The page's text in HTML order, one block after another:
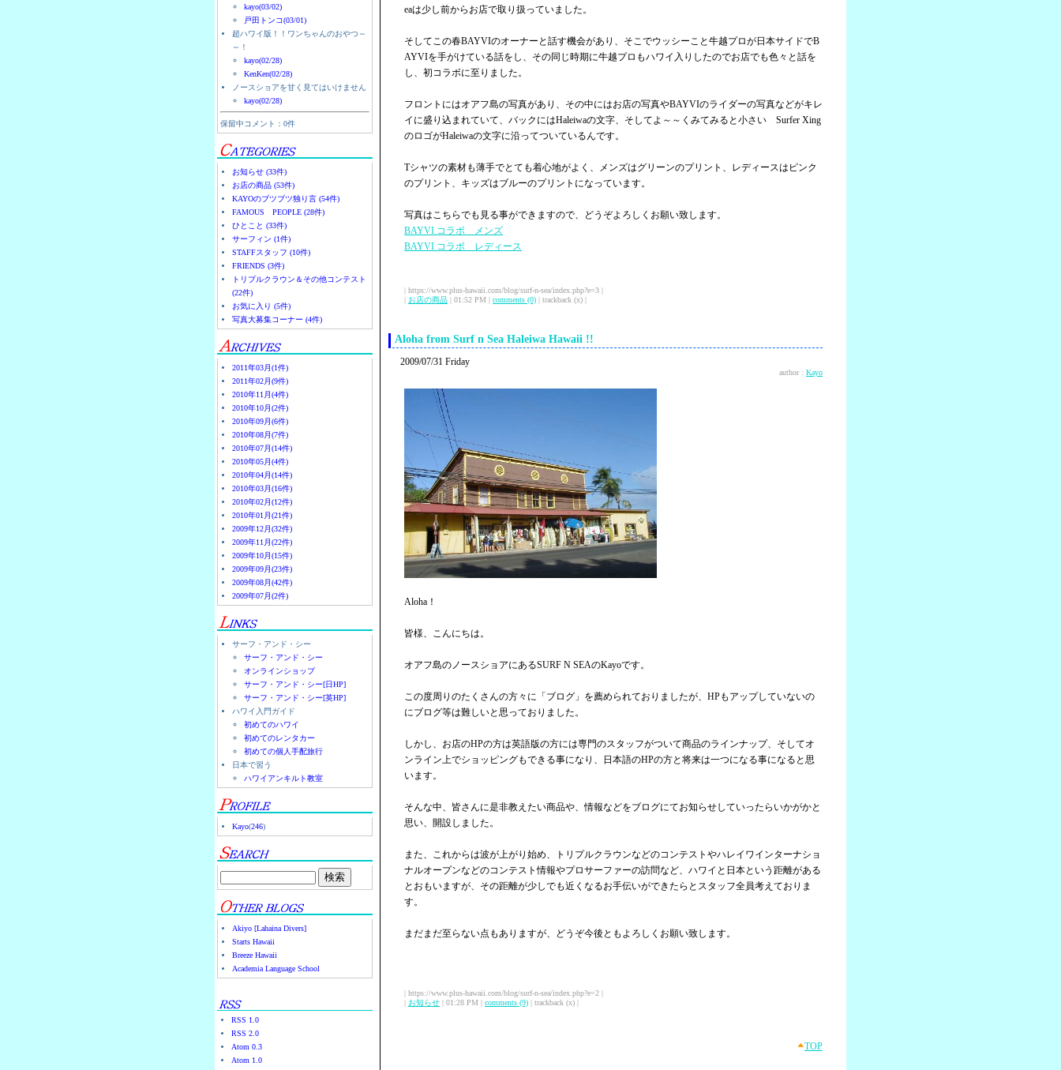
kayo(03/02)
戸田トンコ(03/01)
超ハワイ版！！ワンちゃんのおやつ～
～！
kayo(02/28)
KenKen(02/28)
ノースショアを甘く見てはいけません
kayo(02/28)
保留中コメント：0件
お知らせ (33件)
お店の商品 (53件)
KAYOのブツブツ独り言 (54件)
FAMOUS PEOPLE (28件)
ひとこと (33件)
サーフィン (1件)
STAFFスタッフ (10件)
FRIENDS (3件)
トリプルクラウン＆その他コンテスト
(22件)
お気に入り (5件)
写真大募集コーナー (4件)
2011年03月(1件)
2011年02月(9件)
2010年11月(4件)
2010年10月(2件)
2010年09月(6件)
2010年08月(7件)
2010年07月(14件)
2010年05月(4件)
2010年04月(14件)
2010年03月(16件)
2010年02月(12件)
2010年01月(21件)
2009年12月(32件)
2009年11月(22件)
2009年10月(15件)
2009年09月(23件)
2009年08月(42件)
2009年07月(2件)
サーフ・アンド・シー
サーフ・アンド・シー
オンラインショップ
サーフ・アンド・シー[日HP]
サーフ・アンド・シー[英HP]
ハワイ入門ガイド
初めてのハワイ
初めてのレンタカー
初めての個人手配旅行
日本で習う
ハワイアンキルト教室
Kayo(246)
Akiyo [Lahaina Divers]
Starts Hawaii
Breeze Hawaii
Academia Language School
RSS 1.0
RSS 2.0
Atom 0.3
Atom 1.0
eaは少し前からお店で取り扱っていました。
そしてこの春BAYVIのオーナーと話す機会があり、そこでウッシーこと牛越プロが日本サイドでB
AYVIを手がけている話をし、その同じ時期に牛越プロもハワイ入りしたのでお店でも色々と話を
し、初コラボに至りました。
フロントにはオアフ島の写真があり、その中にはお店の写真やBAYVIのライダーの写真などがキレ
イに盛り込まれていて、バックにはHaleiwaの文字、そしてよ～～くみてみると小さい Surfer Xing
のロゴがHaleiwaの文字に沿ってついているんです。
Tシャツの素材も薄手でとても着心地がよく、メンズはグリーンのプリント、レディースはピンク
のプリント、キッズはブルーのプリントになっています。
写真はこちらでも見る事ができますので、どうぞよろしくお願い致します。
BAYVI コラボ メンズ
BAYVI コラボ レディース
| https://www.plus-hawaii.com/blog/surf-n-sea/index.php?e=3 |
| お店の商品 | 01:52 PM | comments (0) | trackback (x) |
Aloha from Surf n Sea Haleiwa Hawaii !!
2009/07/31 Friday
author : Kayo
Aloha！
皆様、こんにちは。
オアフ島のノースショアにあるSURF N SEAのKayoです。
この度周りのたくさんの方々に「ブログ」を薦められておりましたが、HPもアップしていないの
にブログ等は難しいと思っておりました。
しかし、お店のHPの方は英語版の方には専門のスタッフがついて商品のラインナップ、そしてオ
ンライン上でショッピングもできる事になり、日本語のHPの方と将来は一つになる事になると思
います。
そんな中、皆さんに是非教えたい商品や、情報などをブログにてお知らせしていったらいかがかと
思い、開設しました。
また、これからは波が上がり始め、トリプルクラウンなどのコンテストやハレイワインターナショ
ナルオープンなどのコンテスト情報やプロサーファーの訪問など、ハワイと日本という距離がある
とおもいますが、その距離が少しでも近くなるお手伝いができたらとスタッフ全員考えておりま
す。
まだまだ至らない点もありますが、どうぞ今後ともよろしくお願い致します。
| https://www.plus-hawaii.com/blog/surf-n-sea/index.php?e=2 |
| お知らせ | 01:28 PM | comments (9) | trackback (x) |
TOP